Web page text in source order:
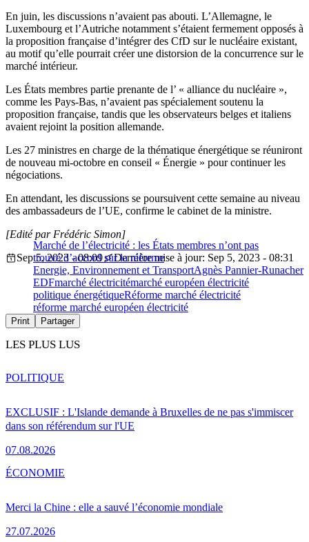
En juin, les discussions n’avaient pas abouti. L’Allemagne, le
Luxembourg et l’Autriche notamment s’étaient fermement opposés à
la proposition française d’intégrer des CfD sur le nucléaire existant,
au motif qu’elle pourrait créer une distorsion de la concurrence sur le
marché intérieur.
Les États membres partie prenante de l’ « alliance du nucléaire »,
comme les Pays-Bas, n’avaient pas spécialement soutenu la
proposition française, tandis que les observateurs belges et italiens
avaient rejoint la position allemande.
Les 27 ministres en charge de la thématique énergétique se réuniront
de nouveau mi-octobre en conseil « Énergie » pour continuer les
négociations.
En attendant, les discussions se poursuivent cette semaine au niveau
des ambassadeurs de l’UE, confirme le cabinet de la ministre.
Marché de l’électricité : les États membres n’ont pas
trouvé d’accord sur la réforme
[Edité par Frédéric Simon]
Sep 5, 2023 - 08:09
Dernière mise à jour: Sep 5, 2023 - 08:31
Energie, Environnement et TransportAgnès Pannier-Runacher
EDFmarché électricitémarché européen électricité
politique énergétiqueRéforme marché électricité
réforme marché européen électricité
Print Partager
LES PLUS LUS
EXCLUSIF : L'Islande demande à Bruxelles de ne pas s'immiscer
dans son référendum sur l'UE
07.08.2026
POLITIQUE
Merci la Chine : elle a sauvé l’économie mondiale
27.07.2026
ÉCONOMIE